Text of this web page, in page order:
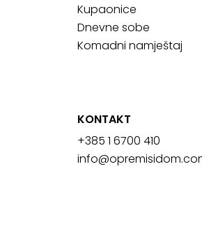
Kupaonice
Dnevne sobe
Komadni namještaj
KONTAKT
+385 1 6700 410